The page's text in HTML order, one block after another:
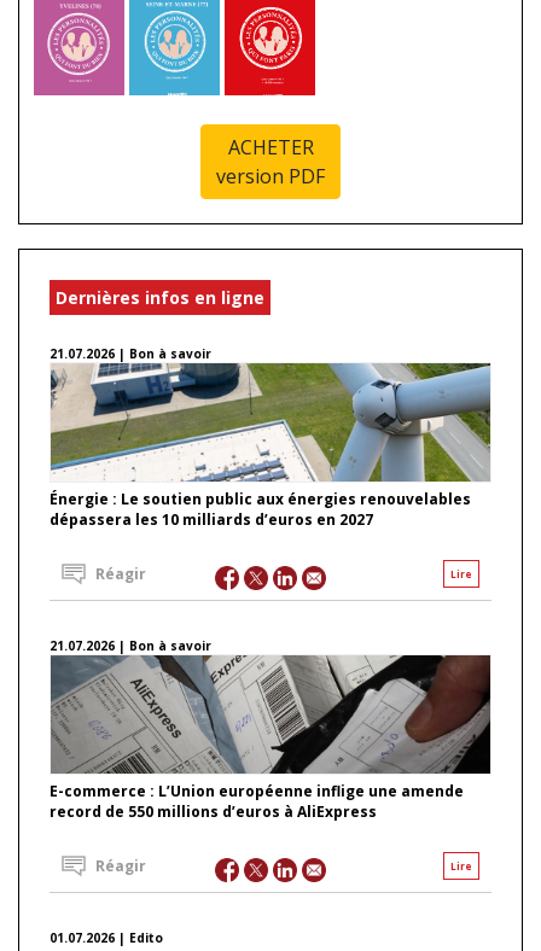
ACHETER
version PDF
Dernières infos en ligne
21.07.2026 | Bon à savoir
Énergie : Le soutien public aux énergies renouvelables
dépassera les 10 milliards d’euros en 2027
Lire
Réagir
21.07.2026 | Bon à savoir
E-commerce : L’Union européenne inflige une amende
record de 550 millions d’euros à AliExpress
Lire
Réagir
01.07.2026 | Edito